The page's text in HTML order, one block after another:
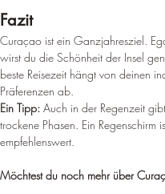
Fazit
Curaçao ist ein Ganzjahresziel.
wirst du die Schönheit der Insel
beste Reisezeit hängt von deinen
Präferenzen ab.
Ein Tipp: Auch in der Regenzeit
trockene Phasen. Ein Regenschirm
empfehlenswert.
Möchtest du noch mehr über